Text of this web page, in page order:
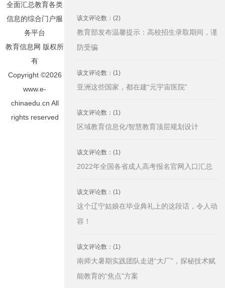
该文评论数：(2)
教育部发布温馨提示：高校招生录取期间，谨
防受骗
该文评论数：(1)
亚洲这些国家，都在建“元宇宙医院”
该文评论数：(1)
区域教育信息化/智慧教育顶层规划设计
该文评论数：(1)
2022年全国各省成人高考报名官网入口汇总
该文评论数：(1)
这个辽宁姑娘在毕业典礼上的这段话，令人动
容！
该文评论数：(1)
南师大暑期实践团队走进“大厂”，探秘技术赋
能教育的“焦点”方案
全面汇总教育各类
信息的综合门户服
务平台
教育信息网 版权所
有
Copyright ©2026
www.e-
chinaedu.cn All
rights reserved